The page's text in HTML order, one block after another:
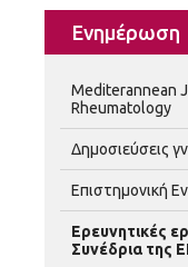
Ενημέρωση
Mediterannean
Rheumatology
Δημοσιεύσεις
Επιστημονική
Ερευνητικές
Συνέδρια της